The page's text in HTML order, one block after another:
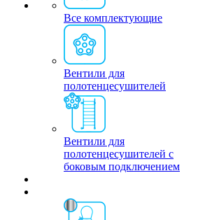
Все комплектующие
Вентили для
полотенцесушителей
Вентили для
полотенцесушителей с
боковым подключением